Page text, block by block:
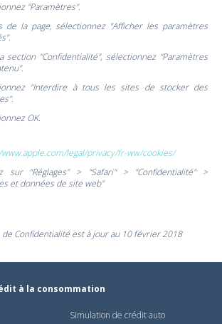
"Paramètres".
de la page, sélectionnez "Afficher les paramètres
section "Confidentialité", sélectionnez "Paramètres
"Interdire à tous les sites de stocker des
OK.
legal/privacy/fr-ww/cookies/
sur "Réglages" > "Safari" > "Confidentialité" >
et données de site web"
Confidentialité est à jour au 10 février 2018
à la consommation
Simulation de crédit auto